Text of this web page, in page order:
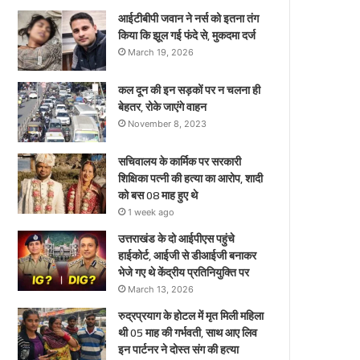
आईटीबीपी जवान ने नर्स को इतना तंग
किया कि झूल गई फंदे से, मुकदमा दर्ज
March 19, 2026
कल दून की इन सड़कों पर न चलना ही
बेहतर, रोके जाएंगे वाहन
November 8, 2023
सचिवालय के कार्मिक पर सरकारी
शिक्षिका पत्नी की हत्या का आरोप, शादी
को बस 08 माह हुए थे
1 week ago
उत्तराखंड के दो आईपीएस पहुंचे
हाईकोर्ट, आईजी से डीआईजी बनाकर
भेजे गए थे केंद्रीय प्रतिनियुक्ति पर
March 13, 2026
रुद्रप्रयाग के होटल में मृत मिली महिला
थी 05 माह की गर्भवती, साथ आए लिव
इन पार्टनर ने दोस्त संग की हत्या